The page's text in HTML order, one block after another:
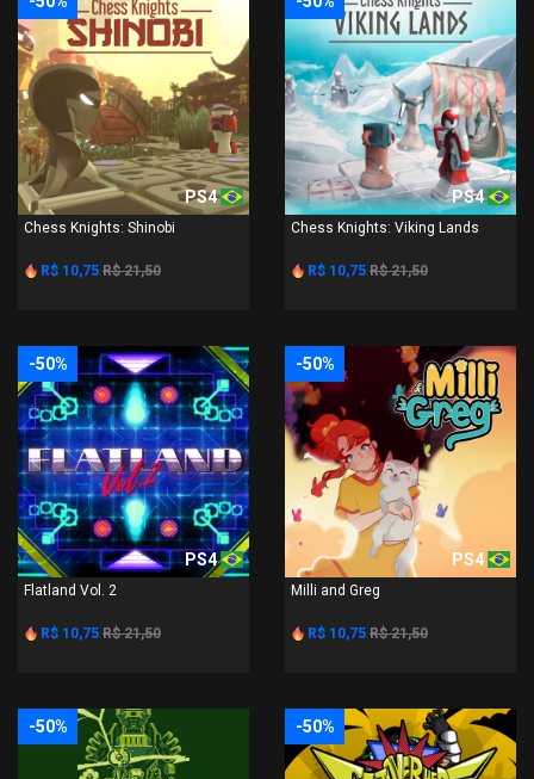
PS4
Chess Knights: Shinobi
R$ 10,75 R$ 21,50
PS4
Chess Knights: Viking Lands
R$ 10,75 R$ 21,50
-50%
PS4
Flatland Vol. 2
R$ 10,75 R$ 21,50
-50%
PS4
Milli and Greg
R$ 10,75 R$ 21,50
-50% -50%